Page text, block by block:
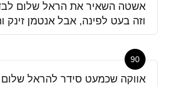
אשטה השאיר את הראל שלום
וזה בעט לפינה, אבל אנטמן זינק
90
אווקה שכמעט סידר להראל